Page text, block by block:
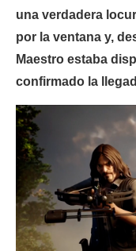
una verdadera
por la ventana y,
Maestro estaba
confirmado la